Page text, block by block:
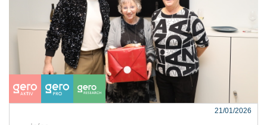
21/01/2026